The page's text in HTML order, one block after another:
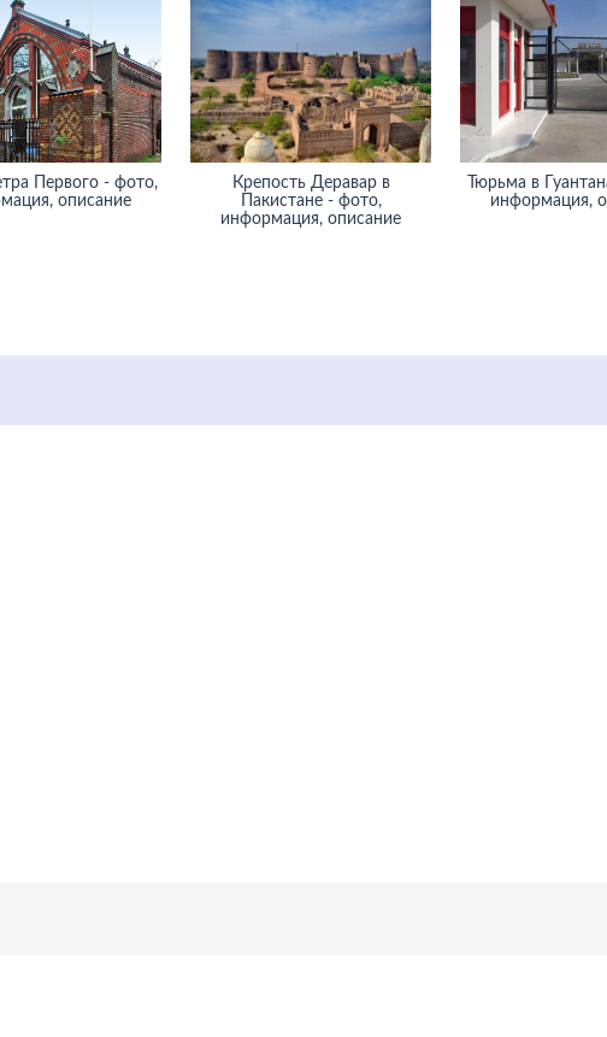
Первого - фото,
описание
Крепость Деравар в
Пакистане - фото,
информация, описание
Тюрьма в
информация,